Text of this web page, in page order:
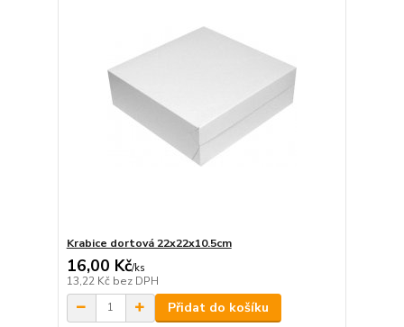
Krabice dortová 22x22x10.5cm
16,00 Kč/ks
13,22 Kč bez DPH
Přidat do košíku